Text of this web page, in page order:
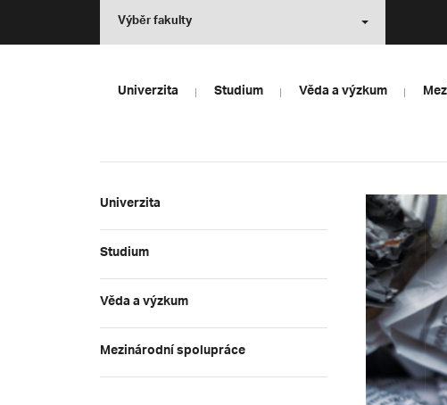
Výběr fakulty
Univerzita Studium Věda a výzkum
Univerzita
Studium
Věda a výzkum
Mezinárodní spolupráce